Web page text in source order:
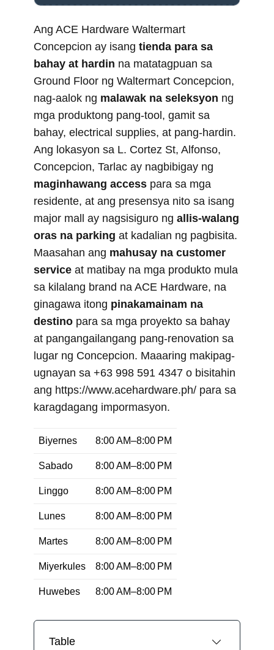
Ang ACE Hardware Waltermart
Concepcion ay isang tienda para sa
bahay at hardin na matatagpuan sa
Ground Floor ng Waltermart Concepcion,
nag-aalok ng malawak na seleksyon ng
mga produktong pang-tool, gamit sa
bahay, electrical supplies, at pang-hardin.
Ang lokasyon sa L. Cortez St, Alfonso,
Concepcion, Tarlac ay nagbibigay ng
maginhawang access para sa mga
residente, at ang presensya nito sa isang
major mall ay nagsisiguro ng allis-walang
oras na parking at kadalian ng pagbisita.
Maasahan ang mahusay na customer
service at matibay na mga produkto mula
sa kilalang brand na ACE Hardware, na
ginagawa itong pinakamainam na
destino para sa mga proyekto sa bahay
at pangangailangang pang-renovation sa
lugar ng Concepcion. Maaaring makipag-
ugnayan sa +63 998 591 4347 o bisitahin
ang https://www.acehardware.ph/ para sa
karagdagang impormasyon.
Biyernes 8:00 AM–8:00 PM
Sabado 8:00 AM–8:00 PM
Linggo 8:00 AM–8:00 PM
Lunes 8:00 AM–8:00 PM
Martes 8:00 AM–8:00 PM
Miyerkules 8:00 AM–8:00 PM
Huwebes 8:00 AM–8:00 PM
Table